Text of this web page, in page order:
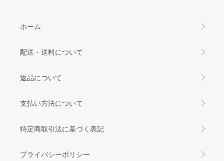
ホーム
配送・送料について
返品について
支払い方法について
特定商取引法に基づく表記
プライバシーポリシー